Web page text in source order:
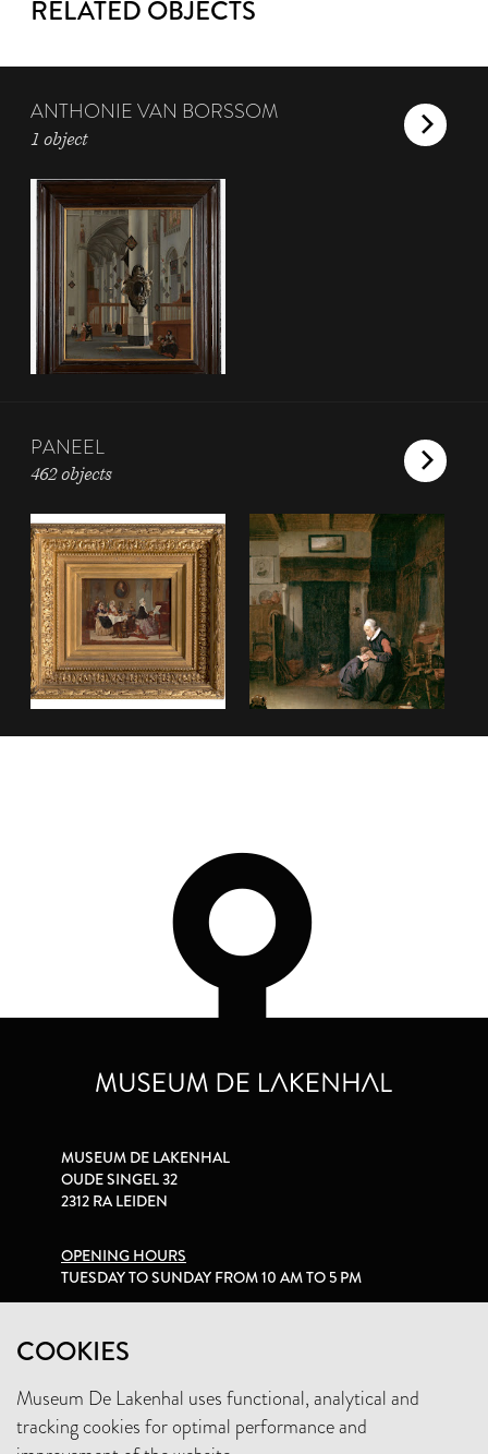
RELATED OBJECTS
ANTHONIE VAN BORSSOM
1 object
PANEEL
462 objects
COOKIES
Museum De Lakenhal uses functional, analytical and
tracking cookies for optimal performance and
MUSEUM DE LAKENHAL
OUDE SINGEL 32
2312 RA LEIDEN
OPENING HOURS
TUESDAY TO SUNDAY FROM 10 AM TO 5 PM
+31 (0)71 5165360
INFO@LAKENHAL.NL